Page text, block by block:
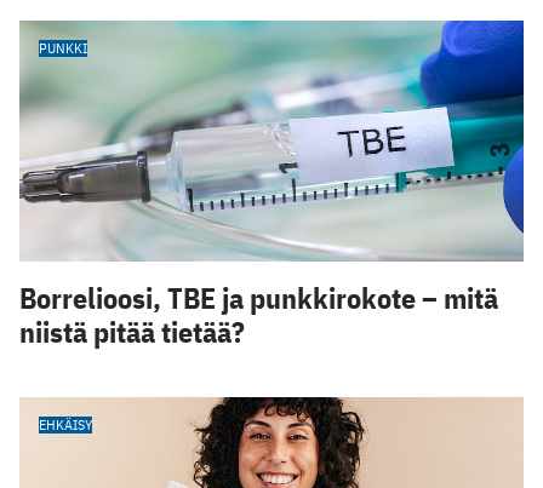
PUNKKI
Borrelioosi, TBE ja punkkirokote – mitä
niistä pitää tietää?
EHKÄISY